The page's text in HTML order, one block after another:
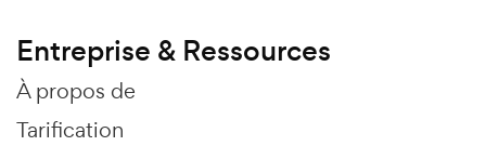
Entreprise & Ressources
À propos de
Tarification